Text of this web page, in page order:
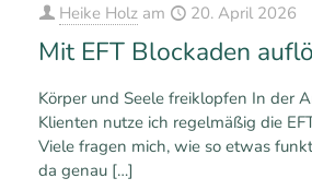
Heike Holz am 20. April 2026
Mit EFT Blockaden
Körper und Seele freiklopfen In der
Klienten nutze ich regelmäßig die
Viele fragen mich, wie so etwas
da genau […]